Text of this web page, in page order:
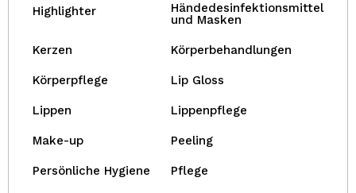
Highlighter
Händedesinfektionsmittel
und Masken
Kerzen Körperbehandlungen
Körperpflege Lip Gloss
Lippen Lippenpflege
Make-up Peeling
Persönliche Hygiene Pflege